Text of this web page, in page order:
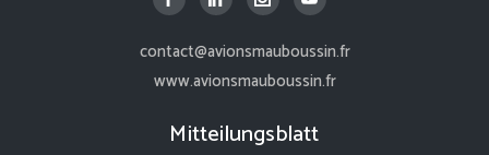
contact@avionsmauboussin.fr
www.avionsmauboussin.fr
Mitteilungsblatt